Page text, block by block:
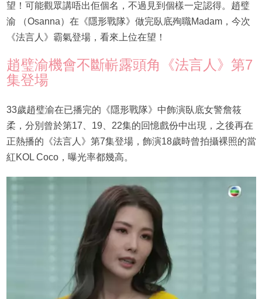
望！可能觀眾講唔出佢個名，不過見到個樣一定認得。趙璧
渝 （Osanna）在《隱形戰隊》做完臥底殉職Madam，今次
《法言人》霸氣登場，看來上位在望！
趙璧渝機會不斷嶄露頭角《法言人》第7
集登場
33歲趙璧渝在已播完的《隱形戰隊》中飾演臥底女警詹筱
柔，分別曾於第17、19、22集的回憶戲份中出現，之後再在
正熱播的《法言人》第7集登場，飾演18歲時曾拍攝裸照的當
紅KOL Coco，曝光率都幾高。